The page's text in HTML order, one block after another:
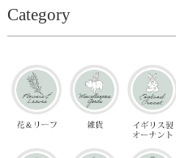
Category